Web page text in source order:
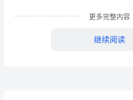
更多完整内容
继续阅读